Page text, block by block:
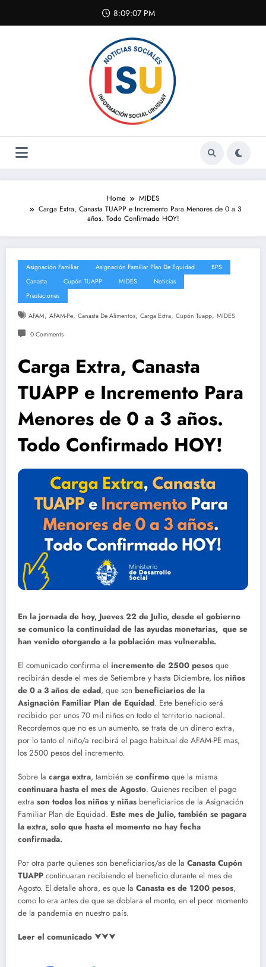
content
8:09:07 PM
Home
MIDES
Carga Extra, Canasta TUAPP e Incremento Para Menores de 0 a 3
años. Todo Confirmado HOY!
Asignación Familiar Asignación Familiar Plan De Equidad
BPS
Canasta
Cupón TUAPP MIDES
Noticias
Prestaciones
AFAM, AFAM-Pe, Canasta De Alimentos, Carga Extra, Cupón Tuapp, MIDES
0 Comments
Carga Extra, Canasta
TUAPP e Incremento Para
Menores de 0 a 3 años.
Todo Confirmado HOY!
En la jornada de hoy, Jueves 22 de Julio, desde el gobierno
se comunico la continuidad de las ayudas monetarias, que se
han venido otorgando a la población mas vulnerable.
El comunicado confirma el incremento de 2500 pesos que
recibirán desde el mes de Setiembre y hasta Diciembre, los niños
de 0 a 3 años de edad, que son beneficiarios de la
Asignación Familiar Plan de Equidad. Este beneficio será
recibido por unos 70 mil niños en todo el territorio nacional.
Recordemos que no es un aumento, se trata de un dinero extra,
por lo tanto el niño/a recibirá el pago habitual de AFAM-PE mas,
los 2500 pesos del incremento.
Sobre la carga extra, también se confirmo que la misma
continuara hasta el mes de Agosto. Quienes reciben el pago
extra son todos los niños y niñas beneficiarios de la Asignación
Familiar Plan de Equidad. Este mes de Julio, también se pagara
la extra, solo que hasta el momento no hay fecha
confirmada.
Por otra parte quienes son beneficiarios/as de la Canasta Cupón
TUAPP continuaran recibiendo el beneficio durante el mes de
Agosto. El detalle ahora, es que la Canasta es de 1200 pesos,
como lo era antes de que se doblara el monto, en el peor momento
de la pandemia en nuestro país.
Leer el comunicado ⮟⮟⮟